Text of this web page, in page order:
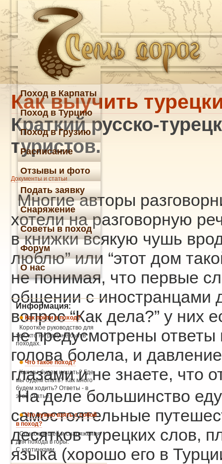
Как выучить
Краткий русско-
туристов.
Документы и статьи
Многие авторы
хотели на разговорную
в книжки всякую чушь
люблю” или “этот дом
не понимая, что первые
общении с иностранцами
вопрос “Как дела?” у них
не предусмотрены ответы
голова болела, и
глазами и не знаете, что
На деле большинство
самостоятельные
десятков турецких слов,
языка (хорошо его в
Поход в Карпаты
Поход в Турцию
Поход в Грузию
Расписание
Отзывы и фото
Подать заявку
Снаряжение
Советы в поход
Форум
О нас
Информация:
Как пойти в поход?
Короткое руководство для
тех, кто ни разу не был в
походах.
Что такое поход?
Как мы будем кушать? Где
мы будем спать? Как много
будем ходить? Ответы - в
этой статье.
Что нужно взять с собой
в поход?
Список вещей и снаряжения
для похода в горы.
С картинками.